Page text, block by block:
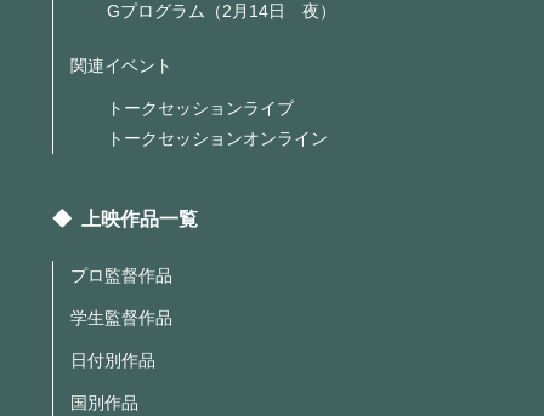
Gプログラム（2月14日 夜）
関連イベント
トークセッションライブ
トークセッションオンライン
◆ 上映作品一覧
プロ監督作品
学生監督作品
日付別作品
国別作品